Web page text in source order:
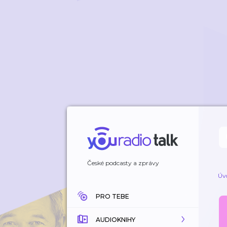
České podcasty a zprávy
PRO TEBE
AUDIOKNIHY